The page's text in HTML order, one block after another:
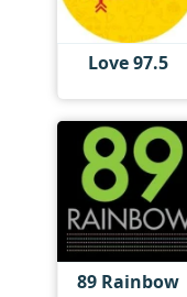
Love 97.5
89 Rainbow